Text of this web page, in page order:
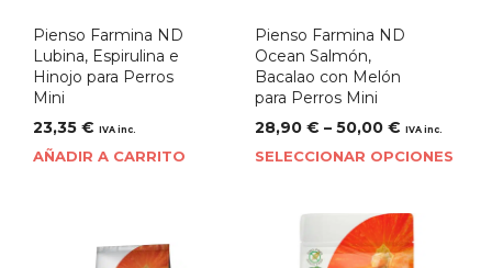
Pienso Farmina ND
Lubina, Espirulina e
Hinojo para Perros
Mini
23,35 € IVA inc.
AÑADIR A CARRITO
Pienso Farmina ND
Ocean Salmón,
Bacalao con Melón
para Perros Mini
28,90 € – 50,00 € IVA inc.
SELECCIONAR OPCIONES